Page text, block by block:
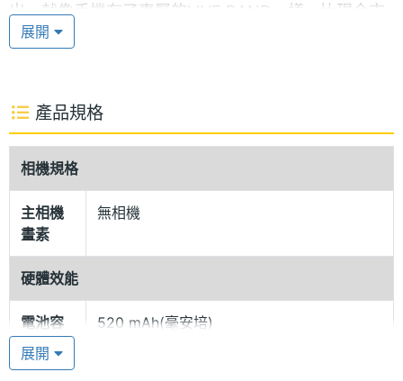
出，就像手機有了專屬的LIVE BAND一樣，比現今市
場上的四音階和弦鈴聲，豐富性更夠，是目前最接近
《塞維亞的理髮師》的古典樂演出，讓你在接聽電話
早期手機，能「聽聲辨人」就算是超能力的一種，後
來與年輕人之間的見色忘友作聯結，改流行「看色辨
人」，SANYO R588集這兩大功能，能同時「聽聲看
色」，除可設定來電群組的鈴聲外，更有七色炫彩背
光可以區隔來電對象，讓你在充分享受聲光效果下，
從容接聽電話，成為朋友眼中羨慕的對象。
展開
產品規格
相機規格
主相機
畫素
無相機
硬體效能
電池容
量
520 mAh(毫安培)
展開